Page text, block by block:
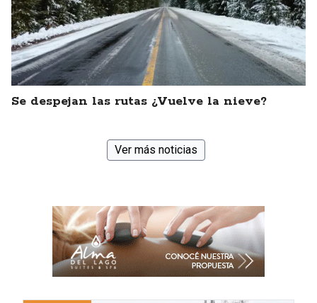
Se despejan las rutas ¿Vuelve la nieve?
Ver más noticias